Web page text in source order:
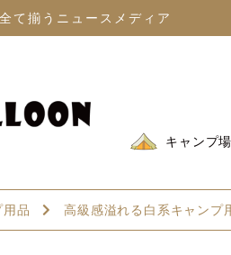
て揃うニュースメディア
キャンプ場
品 高級感溢れる白系キャンプ